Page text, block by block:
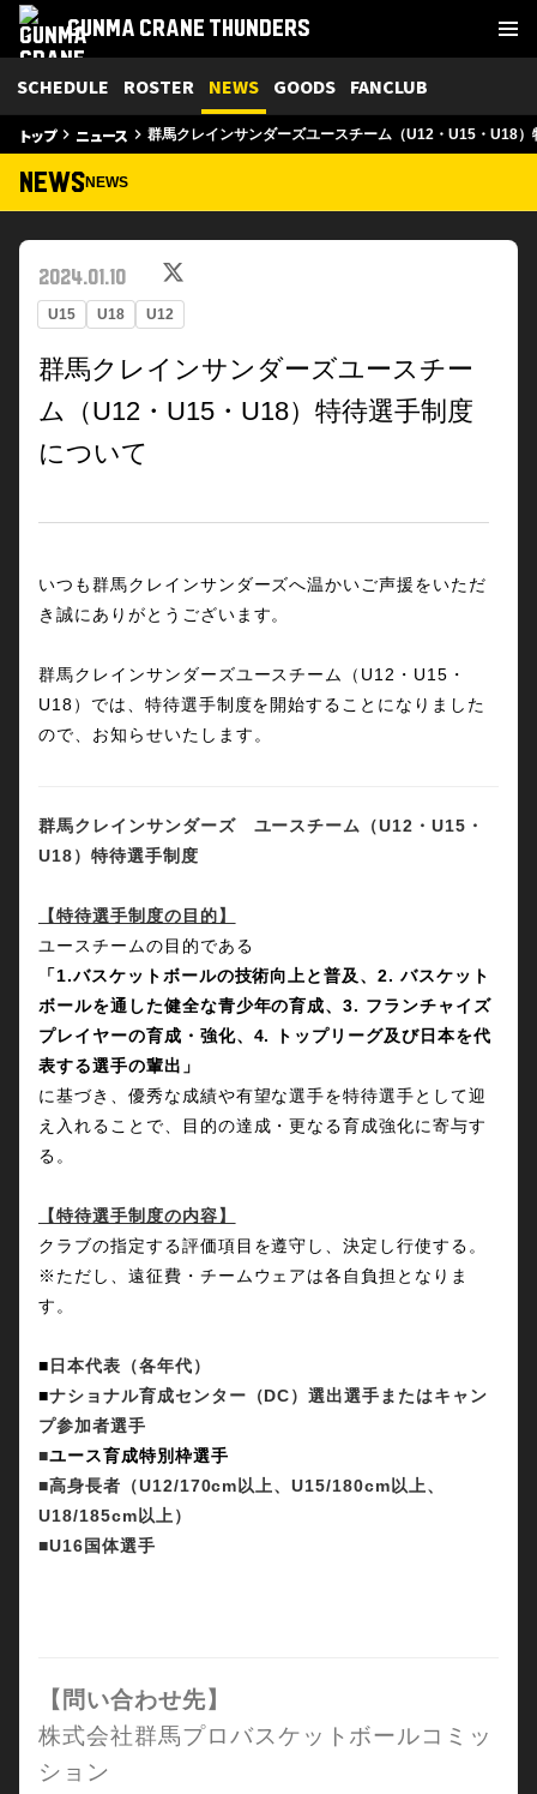
GUNMA CRANE THUNDERS
SCHEDULE ROSTER NEWS GOODS FANCLUB
トップkeyboard_arrow_right ニュース keyboard_arrow_right 群馬クレインサンダーズユースチーム（U12・U15・U18
NEWSNEWS
U15 U18 U12
2024.01.10
群馬クレインサンダーズユースチー
ム（U12・U15・U18）特待選手制度
について
いつも群馬クレインサンダーズへ温かいご声援をいただ
き誠にありがとうございます。
群馬クレインサンダーズユースチーム（U12・U15・
U18）では、特待選手制度を開始することになりました
ので、お知らせいたします。
群馬クレインサンダーズ ユースチーム（U12・U15・
U18）特待選手制度
【特待選手制度の目的】
ユースチームの目的である
「1.バスケットボールの技術向上と普及、2. バスケット
ボールを通した健全な青少年の育成、3. フランチャイズ
プレイヤーの育成・強化、4. トップリーグ及び日本を代
表する選手の輩出」
に基づき、優秀な成績や有望な選手を特待選手として迎
え入れることで、目的の達成・更なる育成強化に寄与す
る。
【特待選手制度の内容】
クラブの指定する評価項目を遵守し、決定し行使する。
※ただし、遠征費・チームウェアは各自負担となりま
す。
■ 日本代表（各年代）
■ナショナル育成センター（DC）選出選手またはキャン
プ参加者選手
■ユース育成特別枠選手
■高身長者（U12/170cm以上、U15/180cm以上、
U18/185cm以上）
■U16国体選手
【問い合わせ先】
株式会社群馬プロバスケットボールコミッ
ション